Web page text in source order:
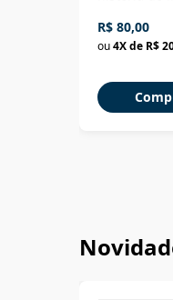
R$ 80,00
ou4X de R$